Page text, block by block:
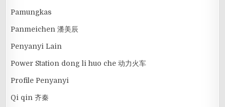
Pamungkas
Panmeichen 潘美辰
Penyanyi Lain
Power Station dong li huo che 动力火车
Profile Penyanyi
Qi qin 齐秦